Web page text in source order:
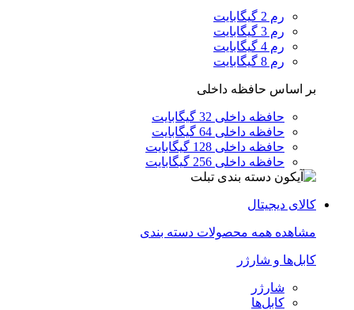
رم 2 گیگابایت
رم 3 گیگابایت
رم 4 گیگابایت
رم 8 گیگابایت
بر اساس حافظه داخلی
حافظه داخلی 32 گیگابایت
حافظه داخلی 64 گیگابایت
حافظه داخلی 128 گیگابایت
حافظه داخلی 256 گیگابایت
کالای دیجیتال
مشاهده همه محصولات دسته بندی
کابل‌ها و شارژر
شارژر
کابل‌ها